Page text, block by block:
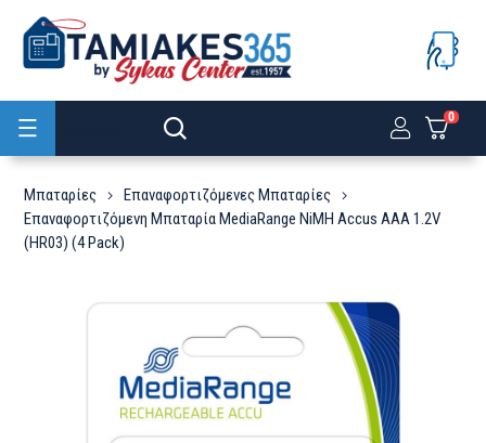
0
Μπαταρίες
Επαναφορτιζόμενες Μπαταρίες
Επαναφορτιζόμενη Μπαταρία MediaRange NiMH Accus AAA 1.2V
(HR03) (4 Pack)